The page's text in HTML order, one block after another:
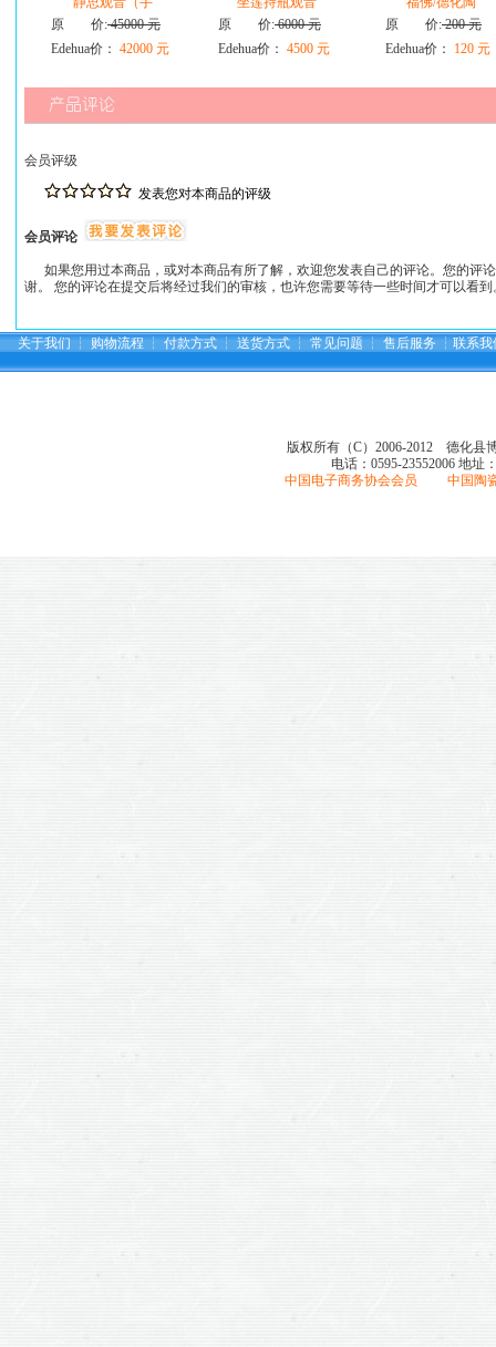
原 价:45000 元
Edehua价： 42000 元
原 价:6000 元
Edehua价： 4500 元
原 价:200 元
Edehua价：
120 元
会员评级
发表您对本商品的评级
会员评论
如果您用过本商品，或对本商品有所了解，欢迎您发表自己的评论。您的评
谢。 您的评论在提交后将经过我们的审核，也许您需要等待一些时间才可以看
关于我们 ┆ 购物流程 ┆ 付款方式 ┆ 送货方式 ┆ 常见问题 ┆ 售后服务 ┆ 联系我
版权所有（C）2006-2012 德化县
电话：0595-23552006 地址
中国电子商务协会会员 中国陶